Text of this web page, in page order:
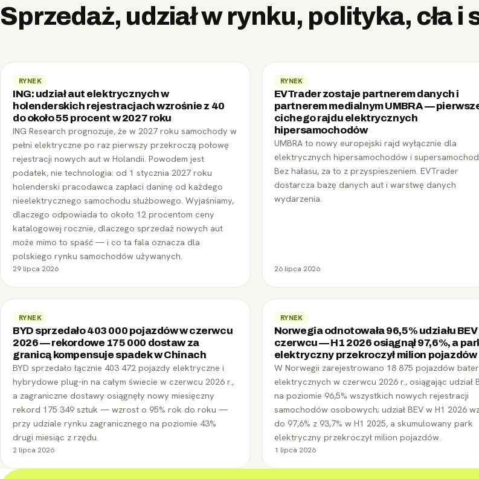
Sprzedaż, udział w rynku, polityka, cła
RYNEK
ING: udział aut elektrycznych w
holenderskich rejestracjach wzrośnie z 40
do około 55 procent w 2027 roku
ING Research prognozuje, że w 2027 roku samochody w
pełni elektryczne po raz pierwszy przekroczą połowę
rejestracji nowych aut w Holandii. Powodem jest
podatek, nie technologia: od 1 stycznia 2027 roku
holenderski pracodawca zapłaci daninę od każdego
nieelektrycznego samochodu służbowego. Wyjaśniamy,
dlaczego odpowiada to około 12 procentom ceny
katalogowej rocznie, dlaczego sprzedaż nowych aut
może mimo to spaść — i co ta fala oznacza dla
polskiego rynku samochodów używanych.
29 lipca 2026
RYNEK
EVTrader zostaje partnerem danych i
partnerem medialnym UMBRA —
cichego rajdu elektrycznych
hipersamochodów
UMBRA to nowy europejski rajd wyłącznie dla
elektrycznych hipersamochodów i
Bez hałasu, za to z przyspieszeniem. EVTrader
dostarcza bazę danych aut i warstwę danych
wydarzenia.
26 lipca 2026
RYNEK
BYD sprzedało 403 000 pojazdów w czerwcu
2026 — rekordowe 175 000 dostaw za
granicą kompensuje spadek w Chinach
BYD sprzedało łącznie 403 472 pojazdy elektryczne i
hybrydowe plug-in na całym świecie w czerwcu 2026 r.,
a zagraniczne dostawy osiągnęły nowy miesięczny
rekord 175 349 sztuk — wzrost o 95% rok do roku —
przy udziale rynku zagranicznego na poziomie 43%
drugi miesiąc z rzędu.
2 lipca 2026
RYNEK
Norwegia odnotowała 96,5% udziału BEV
czerwcu — H1 2026 osiągnął 97,6%, a
elektryczny przekroczył milion pojazdów
W Norwegii zarejestrowano 18 875 pojazdów
elektrycznych w czerwcu 2026 r., osiągając udział
na poziomie 96,5% wszystkich nowych rejestracji
samochodów osobowych; udział BEV w H1 2026
do 97,6% z 93,7% w H1 2025, a skumulowany park
elektryczny przekroczył milion pojazdów.
1 lipca 2026